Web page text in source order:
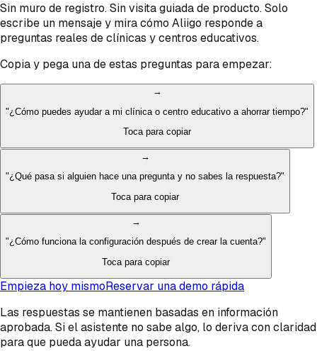
Sin muro de registro. Sin visita guiada de producto. Solo
escribe un mensaje y mira cómo Aliigo responde a
preguntas reales de clínicas y centros educativos.
Copia y pega una de estas preguntas para empezar:
→
"¿Cómo puedes ayudar a mi clínica o centro educativo a ahorrar tiempo?"
Toca para copiar
→
"¿Qué pasa si alguien hace una pregunta y no sabes la respuesta?"
Toca para copiar
→
"¿Cómo funciona la configuración después de crear la cuenta?"
Toca para copiar
Empieza hoy mismoReservar una demo rápida
Las respuestas se mantienen basadas en información
aprobada. Si el asistente no sabe algo, lo deriva con claridad
para que pueda ayudar una persona.